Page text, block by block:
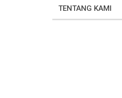
TENTANG KAMI